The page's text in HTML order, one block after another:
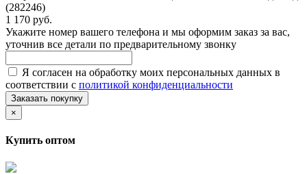
(282246)
1 170 руб.
Укажите номер вашего телефона и мы оформим заказ за вас,
уточнив все детали по предварительному звонку
Я согласен на обработку моих персональных данных в
соответствии с политикой конфиденциальности
Заказать покупку
×
Купить оптом